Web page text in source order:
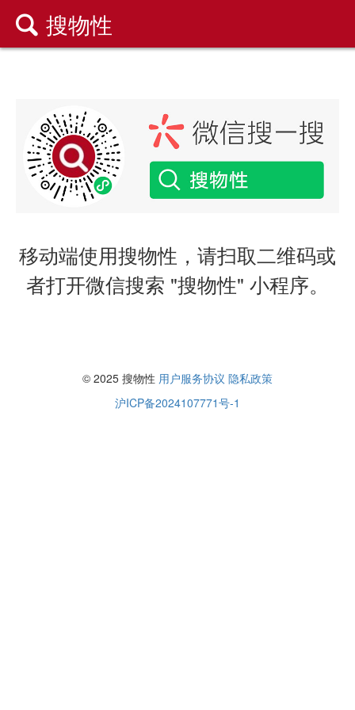
 搜物性
移动端使用搜物性，请扫取二维码或
者打开微信搜索 "搜物性" 小程序。
© 2025 搜物性 用户服务协议 隐私政策
沪ICP备2024107771号-1